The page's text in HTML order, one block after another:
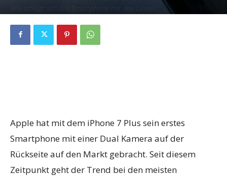
Apple hat mit dem iPhone 7 Plus sein erstes
Smartphone mit einer Dual Kamera auf der
Rückseite auf den Markt gebracht. Seit diesem
Zeitpunkt geht der Trend bei den meisten